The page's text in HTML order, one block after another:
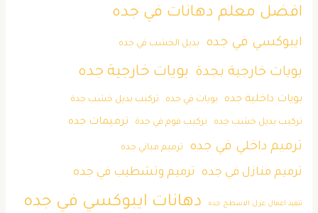
افضل معلم دهانات في جده
ايبوكسي في جده بديل الخشب في جده
بويات خارجية بجدة بويات خارجية جده
بويات داخلية جده بويات في جده تركيب بديل خشب جدة
تركيب بديل خشب جده تركيب فوم في جدة ترميمات جده
ترميم داخلي في جده ترميم مباني جده
ترميم منازل في جده ترميم وتشطيب في جده
تنفيذ اعمال عزل الاسطح جده دهانات ايبوكسي في جده